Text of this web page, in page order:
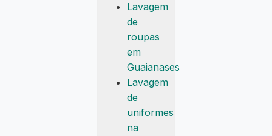
Lavagem
de
roupas
em
Guaianases
Lavagem
de
uniformes
na